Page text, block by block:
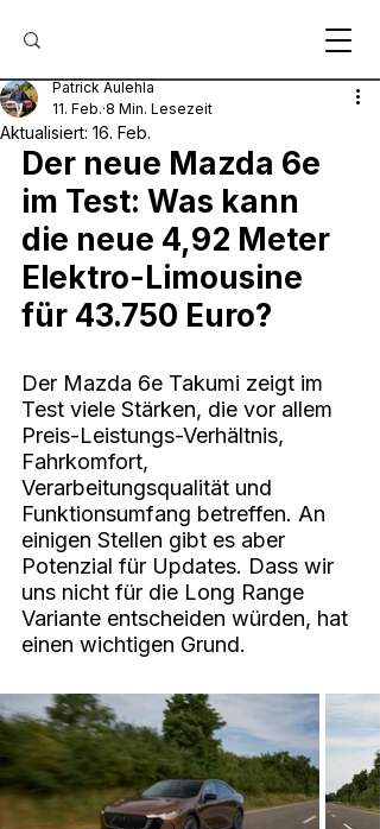
Patrick Aulehla
11. Feb. 8 Min. Lesezeit
Aktualisiert: 16. Feb.
Der neue Mazda 6e
im Test: Was kann
die neue 4,92 Meter
Elektro-Limousine
für 43.750 Euro?
Der Mazda 6e Takumi zeigt im
Test viele Stärken, die vor allem
Preis-Leistungs-Verhältnis,
Fahrkomfort,
Verarbeitungsqualität und
Funktionsumfang betreffen. An
einigen Stellen gibt es aber
Potenzial für Updates. Dass wir
uns nicht für die Long Range
Variante entscheiden würden, hat
einen wichtigen Grund.